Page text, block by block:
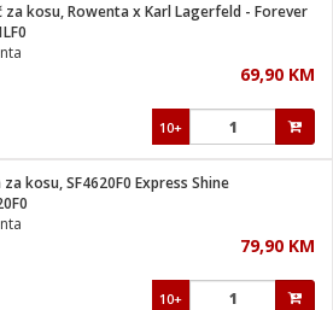
za kosu, Rowenta x Karl Lagerfeld - Forever
69,90 KM
10+
za kosu, SF4620F0 Express Shine
79,90 KM
10+